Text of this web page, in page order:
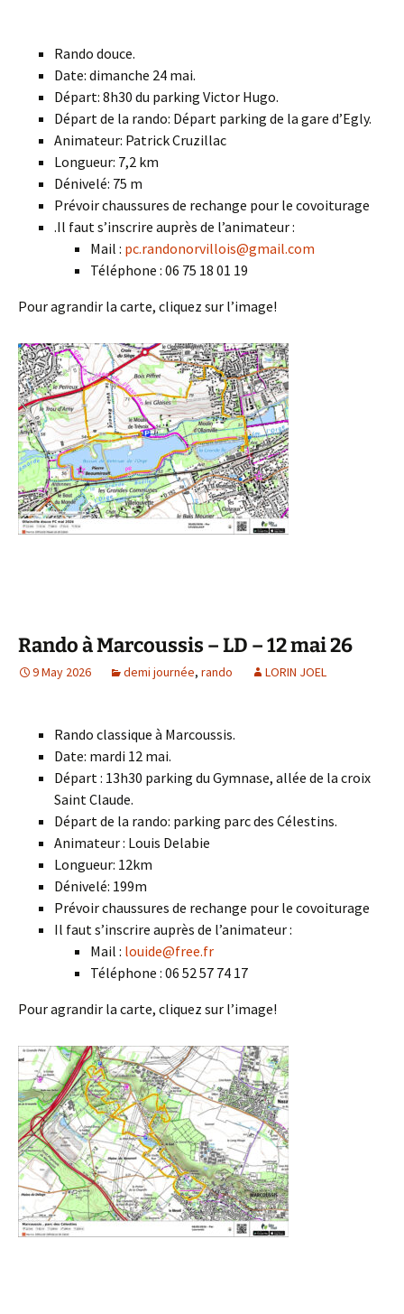
Rando douce.
Date: dimanche 24 mai.
Départ: 8h30 du parking Victor Hugo.
Départ de la rando: Départ parking de la gare d’Egly.
Animateur: Patrick Cruzillac
Longueur: 7,2 km
Dénivelé: 75 m
Prévoir chaussures de rechange pour le covoiturage
.Il faut s’inscrire auprès de l’animateur :
Mail : pc.randonorvillois@gmail.com
Téléphone : 06 75 18 01 19
Pour agrandir la carte, cliquez sur l’image!
Rando à Marcoussis – LD – 12 mai 26
9 May 2026 demi journée, rando LORIN JOEL
Rando classique à Marcoussis.
Date: mardi 12 mai.
Départ : 13h30 parking du Gymnase, allée de la croix
Saint Claude.
Départ de la rando: parking parc des Célestins.
Animateur : Louis Delabie
Longueur: 12km
Dénivelé: 199m
Prévoir chaussures de rechange pour le covoiturage
Il faut s’inscrire auprès de l’animateur :
Mail : louide@free.fr
Téléphone : 06 52 57 74 17
Pour agrandir la carte, cliquez sur l’image!